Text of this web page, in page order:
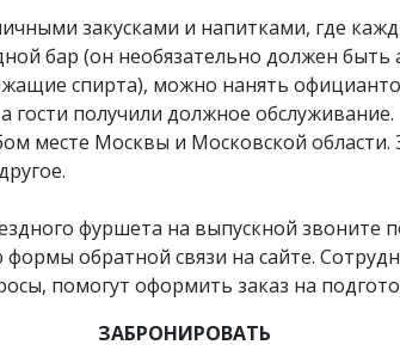
закусками и напитками, где
бар (он необязательно должен
спирта), можно нанять
гости получили должное обслуживание.
месте Москвы и Московской
фуршета на выпускной звоните
обратной связи на сайте.
помогут оформить заказ на
ЗАБРОНИРОВАТЬ